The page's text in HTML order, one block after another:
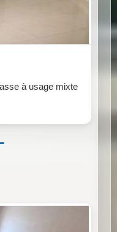
à usage mixte